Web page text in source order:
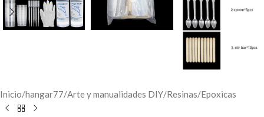
Inicio/hangar77/Arte y manualidades DIY/Resinas/Epoxicas